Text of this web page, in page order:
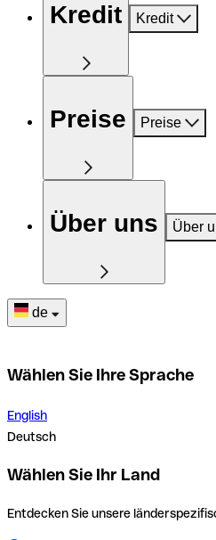
Kredit Kredit
Preise Preise
Über uns Über
de
Wählen Sie Ihre Sprache
English
Deutsch
Wählen Sie Ihr Land
Entdecken Sie unsere